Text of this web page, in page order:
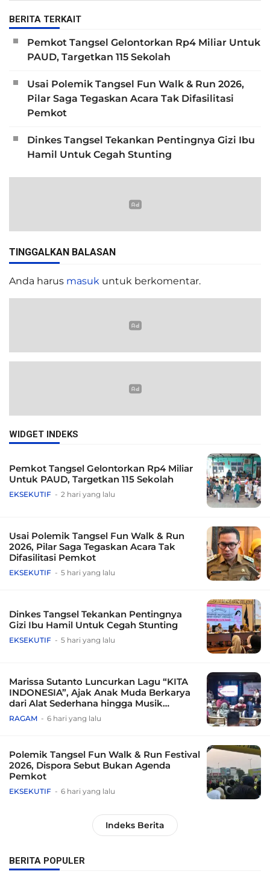
BERITA TERKAIT
Pemkot Tangsel Gelontorkan Rp4 Miliar Untuk
PAUD, Targetkan 115 Sekolah
Usai Polemik Tangsel Fun Walk & Run 2026,
Pilar Saga Tegaskan Acara Tak Difasilitasi
Pemkot
Dinkes Tangsel Tekankan Pentingnya Gizi Ibu
Hamil Untuk Cegah Stunting
TINGGALKAN BALASAN
Anda harus masuk untuk berkomentar.
WIDGET INDEKS
Pemkot Tangsel Gelontorkan Rp4 Miliar
Untuk PAUD, Targetkan 115 Sekolah
EKSEKUTIF 2 hari yang lalu
Usai Polemik Tangsel Fun Walk & Run
2026, Pilar Saga Tegaskan Acara Tak
Difasilitasi Pemkot
EKSEKUTIF 5 hari yang lalu
Dinkes Tangsel Tekankan Pentingnya
Gizi Ibu Hamil Untuk Cegah Stunting
EKSEKUTIF 5 hari yang lalu
Marissa Sutanto Luncurkan Lagu “KITA
INDONESIA”, Ajak Anak Muda Berkarya
dari Alat Sederhana hingga Musik
Tradisional
RAGAM 6 hari yang lalu
Polemik Tangsel Fun Walk & Run Festival
2026, Dispora Sebut Bukan Agenda
Pemkot
EKSEKUTIF 6 hari yang lalu
Indeks Berita
BERITA POPULER